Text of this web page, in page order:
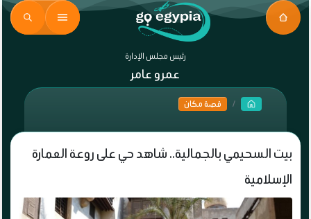
رئيس مجلس الإدارة
عمرو عامر
قصة مكان
بيت السحيمي بالجمالية.. شاهد حي على روعة العمارة
الإسلامية